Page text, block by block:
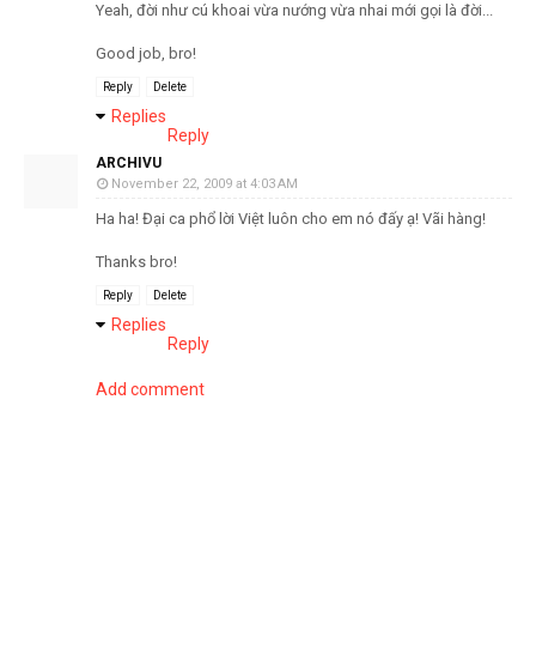
Yeah, đời như cú khoai vừa nướng vừa nhai mới gọi là đời...
Good job, bro!
Reply Delete
Replies
Reply
ARCHIVU
November 22, 2009 at 4:03 AM
Ha ha! Đại ca phổ lời Việt luôn cho em nó đấy ạ! Vãi hàng!
Thanks bro!
Reply Delete
Replies
Reply
Add comment